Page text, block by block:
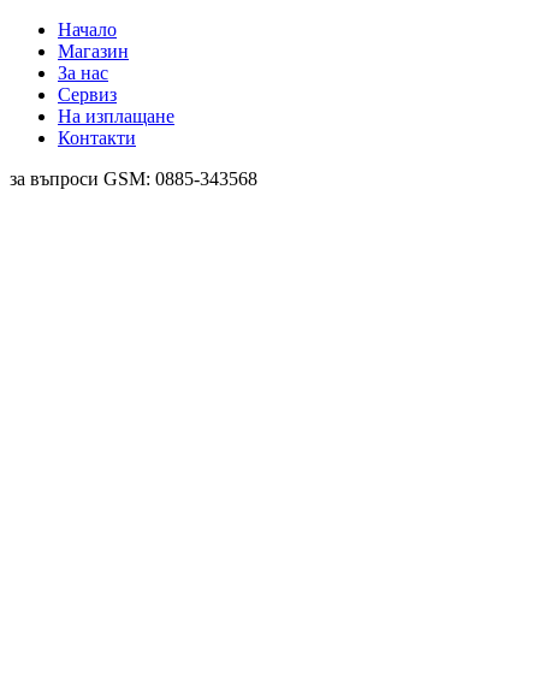
Начало
Магазин
За нас
Сервиз
На изплащане
Контакти
за въпроси GSM: 0885-343568